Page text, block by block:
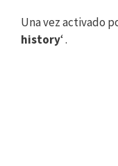
Una vez activado
history‘ .